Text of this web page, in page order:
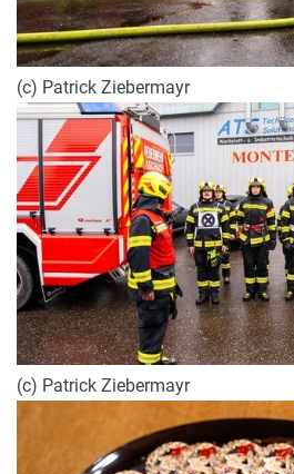
(c) Patrick Ziebermayr
(c) Patrick Ziebermayr